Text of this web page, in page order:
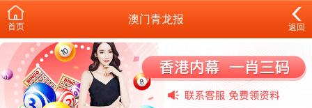
首页
澳门青龙报
返回